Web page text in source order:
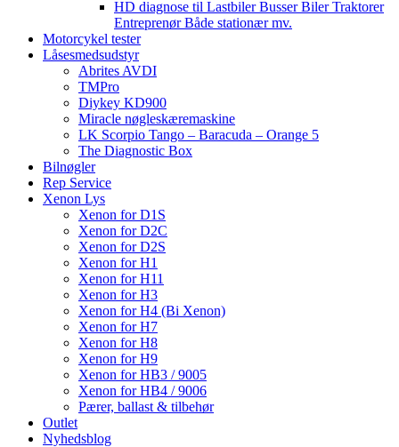
HD diagnose til Lastbiler Busser Biler Traktorer
Entreprenør Både stationær mv.
Motorcykel tester
Låsesmedsudstyr
Abrites AVDI
TMPro
Diykey KD900
Miracle nøgleskæremaskine
LK Scorpio Tango – Baracuda – Orange 5
The Diagnostic Box
Bilnøgler
Rep Service
Xenon Lys
Xenon for D1S
Xenon for D2C
Xenon for D2S
Xenon for H1
Xenon for H11
Xenon for H3
Xenon for H4 (Bi Xenon)
Xenon for H7
Xenon for H8
Xenon for H9
Xenon for HB3 / 9005
Xenon for HB4 / 9006
Pærer, ballast & tilbehør
Outlet
Nyhedsblog